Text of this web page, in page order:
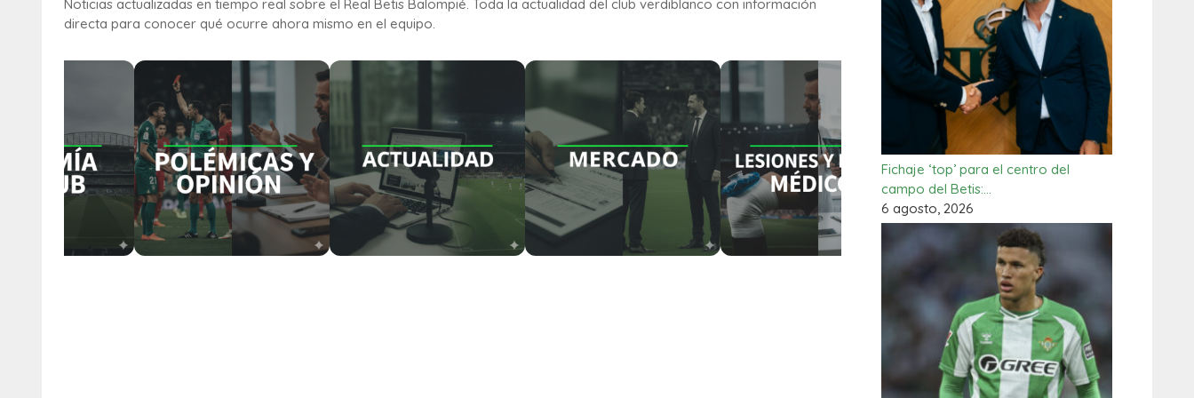
Noticias actualizadas en tiempo real sobre el Real Betis Balompié. Toda la actualidad del club verdiblanco con información
directa para conocer qué ocurre ahora mismo en el equipo.
Fichaje ‘top’ para el centro del
campo del Betis:…
6 agosto, 2026